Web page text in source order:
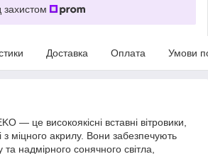
захистом
Доставка Оплата Умови
— це високоякісні вставні вітровики,
з міцного акрилу. Вони забезпечують
та надмірного сонячного світла,